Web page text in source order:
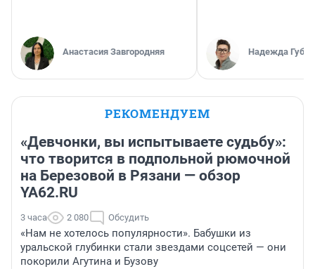
Анастасия Завгородняя Надежда
РЕКОМЕНДУЕМ
«Девчонки, вы испытываете судьбу»:
что творится в подпольной рюмочной
на Березовой в Рязани — обзор
YA62.RU
3 часа 2 080 Обсудить
«Нам не хотелось популярности». Бабушки из
уральской глубинки стали звездами соцсетей — они
покорили Агутина и Бузову